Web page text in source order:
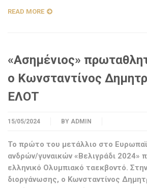
READ MORE
«Ασημένιος»
ο Κωνσταντίνος
ΕΛΟΤ
15/05/2024 BY ADMIN
Το πρώτο του μετάλλιο στο
ανδρών/γυναικών «Βελιγράδι 2024»
ελληνικό Ολυμπιακό ταεκβοντό.
διοργάνωσης, ο Κωνσταντίνος